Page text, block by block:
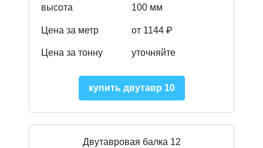
высота 100 мм
Цена за метр от 1144 ₽
Цена за тонну уточняйте
купить двутавр 10
Двутавровая балка 12